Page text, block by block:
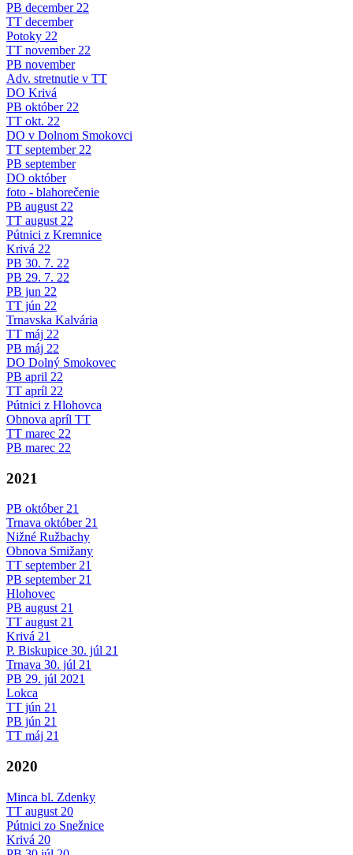
PB december 22
TT december
Potoky 22
TT november 22
PB november
Adv. stretnutie v TT
DO Krivá
PB október 22
TT okt. 22
DO v Dolnom Smokovci
TT september 22
PB september
DO október
foto - blahorečenie
PB august 22
TT august 22
Pútnici z Kremnice
Krivá 22
PB 30. 7. 22
PB 29. 7. 22
PB jun 22
TT jún 22
Trnavska Kalvária
TT máj 22
PB máj 22
DO Dolný Smokovec
PB april 22
TT apríl 22
Pútnici z Hlohovca
Obnova apríl TT
TT marec 22
PB marec 22
2021
PB október 21
Trnava október 21
Nižné Ružbachy
Obnova Smižany
TT september 21
PB september 21
Hlohovec
PB august 21
TT august 21
Krivá 21
P. Biskupice 30. júl 21
Trnava 30. júl 21
PB 29. júl 2021
Lokca
TT jún 21
PB jún 21
TT máj 21
2020
Minca bl. Zdenky
TT august 20
Pútnici zo Snežnice
Krivá 20